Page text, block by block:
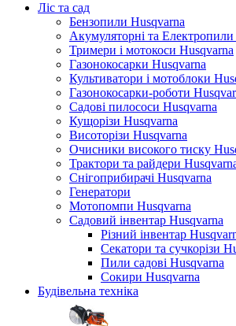
Ліс та сад
Бензопили Husqvarna
Акумуляторні та
Тримери і мотокоси Husqvarna
Газонокосарки Husqvarna
Культиватори і мотоблоки
Газонокосарки-роботи
Садові пилососи Husqvarna
Кущорізи Husqvarna
Висоторізи Husqvarna
Очисники високого тиску
Трактори та райдери
Снігоприбирачі Husqvarna
Генератори
Мотопомпи Husqvarna
Садовий інвентар Husqvarna
Різний інвентар
Секатори та сучкорізи
Пили садові Husqvarna
Сокири Husqvarna
Будівельна техніка